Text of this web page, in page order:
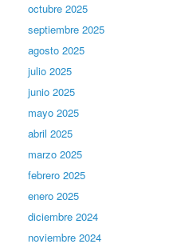
octubre 2025
septiembre 2025
agosto 2025
julio 2025
junio 2025
mayo 2025
abril 2025
marzo 2025
febrero 2025
enero 2025
diciembre 2024
noviembre 2024